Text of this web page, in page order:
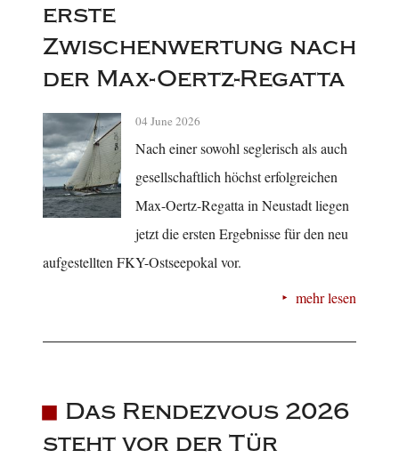
erste
Zwischenwertung nach
der Max-Oertz-Regatta
04 June 2026
Nach einer sowohl seglerisch als auch
gesellschaftlich höchst erfolgreichen
Max-Oertz-Regatta in Neustadt liegen
jetzt die ersten Ergebnisse für den neu
aufgestellten FKY-Ostseepokal vor.
mehr lesen
Das Rendezvous 2026
steht vor der Tür